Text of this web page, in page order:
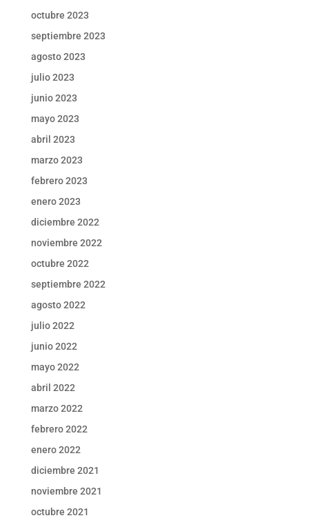
octubre 2023
septiembre 2023
agosto 2023
julio 2023
junio 2023
mayo 2023
abril 2023
marzo 2023
febrero 2023
enero 2023
diciembre 2022
noviembre 2022
octubre 2022
septiembre 2022
agosto 2022
julio 2022
junio 2022
mayo 2022
abril 2022
marzo 2022
febrero 2022
enero 2022
diciembre 2021
noviembre 2021
octubre 2021